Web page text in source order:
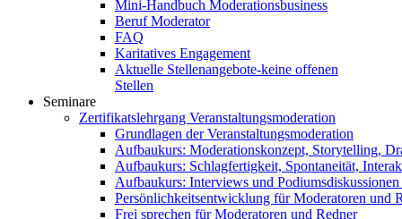
Mini-Handbuch Moderationsbusiness
Beruf Moderator
FAQ
Karitatives Engagement
Aktuelle Stellenangebote-keine offenen
Stellen
Seminare
Zertifikatslehrgang Veranstaltungsmoderation
Grundlagen der Veranstaltungsmoderation
Aufbaukurs: Moderationskonzept, Storytelling,
Aufbaukurs: Schlagfertigkeit, Spontaneität,
Aufbaukurs: Interviews und
Persönlichkeitsentwicklung für Moderatoren und
Frei sprechen für Moderatoren und Redner